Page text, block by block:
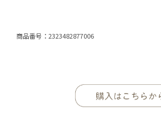
商品番号：2323482877006